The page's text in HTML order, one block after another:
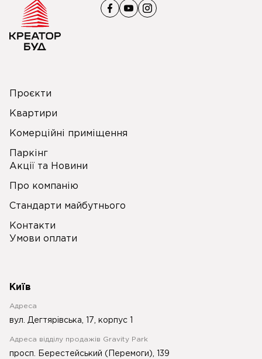
Проєкти
Квартири
Комерційні приміщення
Паркінг
Акції та Новини
Про компанію
Стандарти майбутнього
Контакти
Умови оплати
Київ
Адреса
вул. Дегтярівська, 17, корпус 1
Адреса відділу продажів Gravity Park
просп. Берестейський (Перемоги), 139